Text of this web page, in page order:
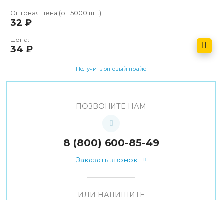
Оптовая цена (от 5000 шт.):
32
Цена:
34
Получить оптовый прайс
ПОЗВОНИТЕ НАМ
8 (800) 600-85-49
Заказать звонок
ИЛИ НАПИШИТЕ